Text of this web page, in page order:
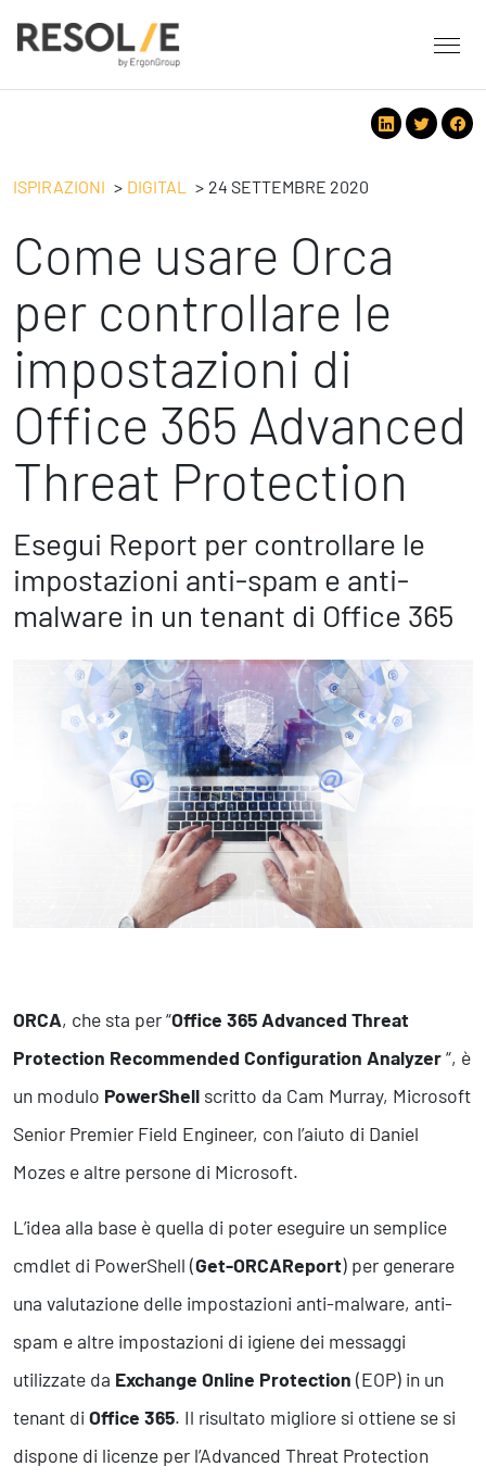
Servizi
People
Strategy
Future
Digital
Operation
Safety
Tecnologie
Eventi
Ispirazioni
Formazione
Contatti
People
Leadership
Benessere Organizzativo & Sostenibile
Performance Management
Strategy
Change Management
Business Process Improvement
People & Process
Marketing Strategico
231 Gestione Rischi
Future
Innovazione
Sostenibilità
Collaborative Design
Social Impacts
Modern Infrastructure
Produttività & Lavoro in Team
Remote Working & Video e Audio Conferencing
Operation
Smart Working
Efficientamento Aziendale
Project Management
Risk Management
Safety
Sicurezza sul Lavoro
Assistenza Ambientale
Sicurezza Alimentare
Cyber Security
ISPIRAZIONI DIGITAL 24 SETTEMBRE 2020
Come usare Orca
per controllare le
impostazioni di
Office 365 Advanced
Threat Protection
Esegui Report per controllare le
impostazioni anti-spam e anti-
malware in un tenant di Office 365
ORCA, che sta per “Office 365 Advanced Threat
Protection Recommended Configuration Analyzer“, è
un modulo PowerShell scritto da Cam Murray, Microsoft
Senior Premier Field Engineer, con l’aiuto di Daniel
Mozes e altre persone di Microsoft.
L’idea alla base è quella di poter eseguire un semplice
cmdlet di PowerShell (Get-ORCAReport) per generare
una valutazione delle impostazioni anti-malware, anti-
spam e altre impostazioni di igiene dei messaggi
utilizzate da Exchange Online Protection (EOP) in un
tenant di Office 365. Il risultato migliore si ottiene se si
dispone di licenze per l’Advanced Threat Protection